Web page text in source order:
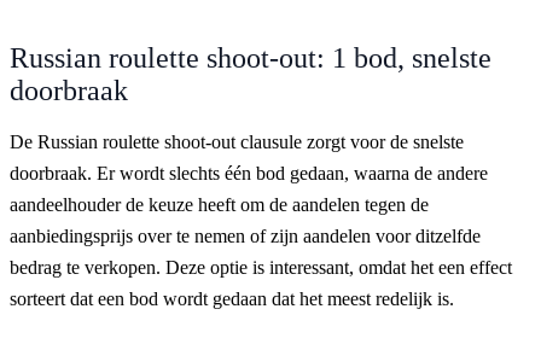
Russian roulette shoot-out: 1 bod, snelste
doorbraak
De Russian roulette shoot-out clausule zorgt voor de snelste
doorbraak. Er wordt slechts één bod gedaan, waarna de andere
aandeelhouder de keuze heeft om de aandelen tegen de
aanbiedingsprijs over te nemen of zijn aandelen voor ditzelfde
bedrag te verkopen. Deze optie is interessant, omdat het een effect
sorteert dat een bod wordt gedaan dat het meest redelijk is.